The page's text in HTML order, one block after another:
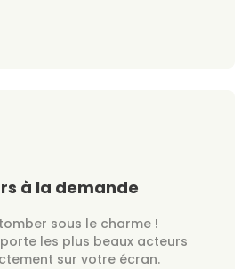
à la demande
sous le charme !
les plus beaux acteurs
sur votre écran.